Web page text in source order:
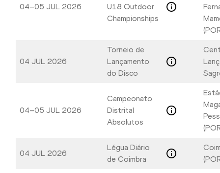
04–05 JUL 2026
U18 Outdoor
Championships
04 JUL 2026
Torneio de
Lançamento
do Disco
04–05 JUL 2026
Campeonato
Distrital
Absolutos
04 JUL 2026
Légua Diário
de Coimbra